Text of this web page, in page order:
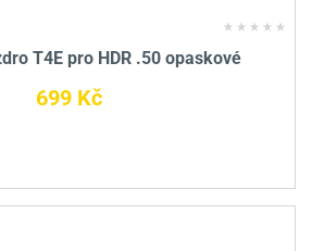
T4E pro HDR .50 opaskové
699 Kč